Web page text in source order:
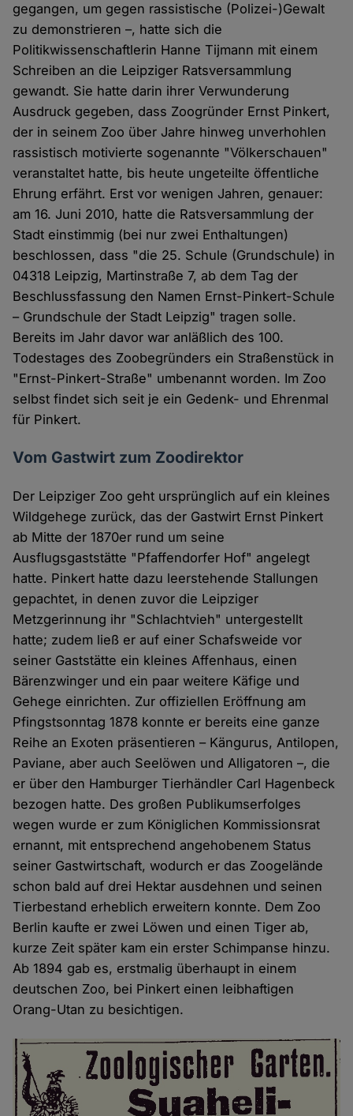
gegangen, um gegen rassistische (Polizei-)Gewalt
zu demonstrieren –, hatte sich die
Politikwissenschaftlerin Hanne Tijmann mit einem
Schreiben an die Leipziger Ratsversammlung
gewandt. Sie hatte darin ihrer Verwunderung
Ausdruck gegeben, dass Zoogründer Ernst Pinkert,
der in seinem Zoo über Jahre hinweg unverhohlen
rassistisch motivierte sogenannte "Völkerschauen"
veranstaltet hatte, bis heute ungeteilte öffentliche
Ehrung erfährt. Erst vor wenigen Jahren, genauer:
am 16. Juni 2010, hatte die Ratsversammlung der
Stadt einstimmig (bei nur zwei Enthaltungen)
beschlossen, dass "die 25. Schule (Grundschule) in
04318 Leipzig, Martinstraße 7, ab dem Tag der
Beschlussfassung den Namen Ernst-Pinkert-Schule
– Grundschule der Stadt Leipzig" tragen solle.
Bereits im Jahr davor war anläßlich des 100.
Todestages des Zoobegründers ein Straßenstück in
"Ernst-Pinkert-Straße" umbenannt worden. Im Zoo
selbst findet sich seit je ein Gedenk- und Ehrenmal
für Pinkert.
Vom Gastwirt zum Zoodirektor
Der Leipziger Zoo geht ursprünglich auf ein kleines
Wildgehege zurück, das der Gastwirt Ernst Pinkert
ab Mitte der 1870er rund um seine
Ausflugsgaststätte "Pfaffendorfer Hof" angelegt
hatte. Pinkert hatte dazu leerstehende Stallungen
gepachtet, in denen zuvor die Leipziger
Metzgerinnung ihr "Schlachtvieh" untergestellt
hatte; zudem ließ er auf einer Schafsweide vor
seiner Gaststätte ein kleines Affenhaus, einen
Bärenzwinger und ein paar weitere Käfige und
Gehege einrichten. Zur offiziellen Eröffnung am
Pfingstsonntag 1878 konnte er bereits eine ganze
Reihe an Exoten präsentieren – Kängurus, Antilopen,
Paviane, aber auch Seelöwen und Alligatoren –, die
er über den Hamburger Tierhändler Carl Hagenbeck
bezogen hatte. Des großen Publikumserfolges
wegen wurde er zum Königlichen Kommissionsrat
ernannt, mit entsprechend angehobenem Status
seiner Gastwirtschaft, wodurch er das Zoogelände
schon bald auf drei Hektar ausdehnen und seinen
Tierbestand erheblich erweitern konnte. Dem Zoo
Berlin kaufte er zwei Löwen und einen Tiger ab,
kurze Zeit später kam ein erster Schimpanse hinzu.
Ab 1894 gab es, erstmalig überhaupt in einem
deutschen Zoo, bei Pinkert einen leibhaftigen
Orang-Utan zu besichtigen.